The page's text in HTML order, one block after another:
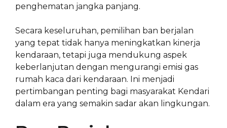
penghematan jangka panjang.
Secara keseluruhan, pemilihan ban berjalan
yang tepat tidak hanya meningkatkan kinerja
kendaraan, tetapi juga mendukung aspek
keberlanjutan dengan mengurangi emisi gas
rumah kaca dari kendaraan. Ini menjadi
pertimbangan penting bagi masyarakat Kendari
dalam era yang semakin sadar akan lingkungan.